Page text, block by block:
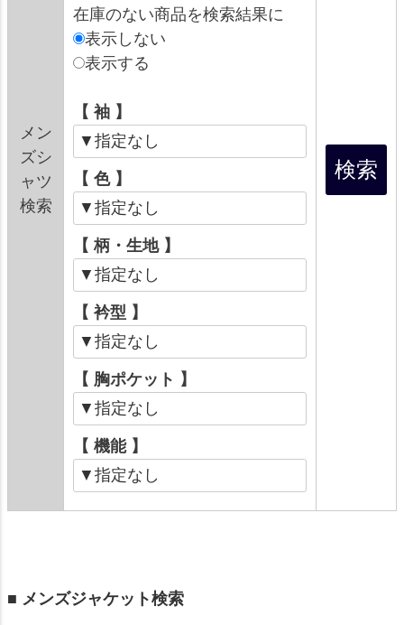
メン
ズシ
ャツ
検索
在庫のない商品を検索結果に
表示しない
表示する
【 袖 】
【 色 】
【 柄・生地 】
【 衿型 】
【 胸ポケット 】
【 機能 】
■ メンズジャケット検索